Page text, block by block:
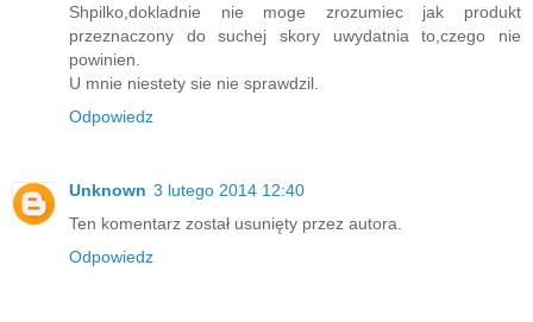
Shpilko,dokladnie nie moge zrozumiec jak produkt
przeznaczony do suchej skory uwydatnia to,czego nie
powinien.
U mnie niestety sie nie sprawdzil.
Odpowiedz
Unknown 3 lutego 2014 12:40
Ten komentarz został usunięty przez autora.
Odpowiedz